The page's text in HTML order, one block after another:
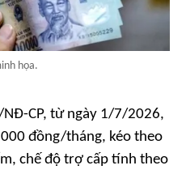
họa.
CP, từ ngày 1/7/2026,
đồng/tháng, kéo theo
chế độ trợ cấp tính theo